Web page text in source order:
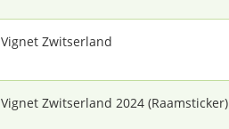
Vignet Zwitserland
Vignet Zwitserland 2024 (Raamsticker)